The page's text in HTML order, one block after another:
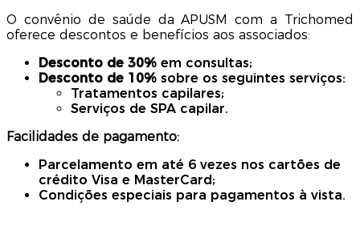
O convênio de saúde da APUSM com a Trichomed
oferece descontos e benefícios aos associados:
Desconto de 30% em consultas;
Desconto de 10% sobre os seguintes serviços:
Tratamentos capilares;
Serviços de SPA capilar.
Facilidades de pagamento:
Parcelamento em até 6 vezes nos cartões de
crédito Visa e MasterCard;
Condições especiais para pagamentos à vista.